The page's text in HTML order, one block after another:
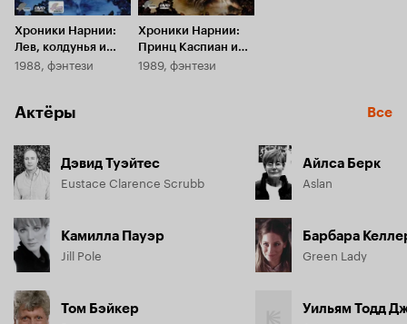
Хроники Нарнии:
Лев, колдунья и
платяной шкаф
1988, фэнтези
Хроники Нарнии:
Принц Каспиан и
плавание
1989, фэнтези
Актёры Все
Дэвид Туэйтес
Eustace Clarence Scrubb
Камилла Пауэр
Jill Pole
Том Бэйкер
Айлса Берк
Aslan
Барбара
Green Lady
Уильям Тодд